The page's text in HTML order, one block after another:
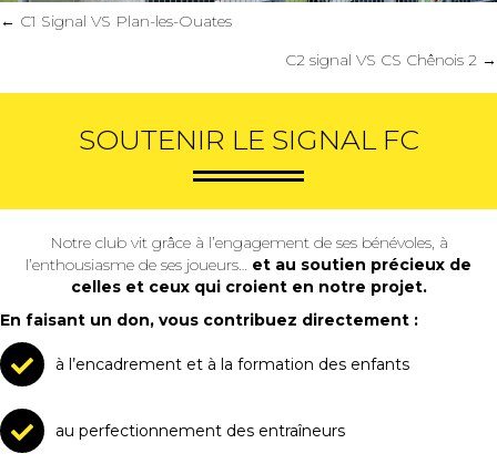
Posts
← C1 Signal VS Plan-les-Ouates
C2 signal VS CS Chênois 2 →
SOUTENIR LE SIGNAL FC
Notre club vit grâce à l’engagement de ses bénévoles, à
l’enthousiasme de ses joueurs… et au soutien précieux de
celles et ceux qui croient en notre projet.
En faisant un don, vous contribuez directement :
à l’encadrement et à la formation des enfants
au perfectionnement des entraîneurs